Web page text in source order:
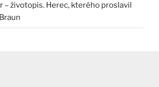
– životopis. Herec, kterého proslavil